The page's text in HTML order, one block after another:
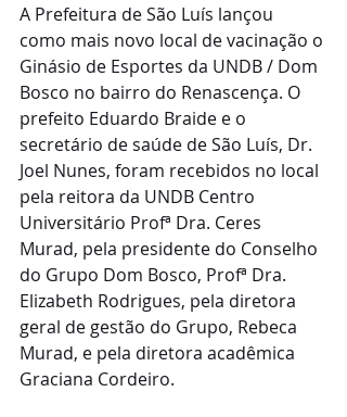
A Prefeitura de São Luís lançou
como mais novo local de vacinação o
Ginásio de Esportes da UNDB / Dom
Bosco no bairro do Renascença. O
prefeito Eduardo Braide e o
secretário de saúde de São Luís, Dr.
Joel Nunes, foram recebidos no local
pela reitora da UNDB Centro
Universitário Profª Dra. Ceres
Murad, pela presidente do Conselho
do Grupo Dom Bosco, Profª Dra.
Elizabeth Rodrigues, pela diretora
geral de gestão do Grupo, Rebeca
Murad, e pela diretora acadêmica
Graciana Cordeiro.